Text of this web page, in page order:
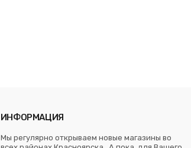
ИНФОРМАЦИЯ
Мы регулярно открываем новые магазины во